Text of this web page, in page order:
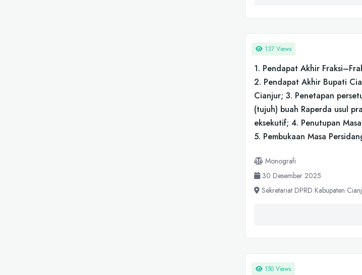
137 Views
1. Pendapat Akhir
2. Pendapat Akhir Bupati
Cianjur; 3. Penetapan
(tujuh) buah Raperda usul
eksekutif; 4. Penutupan
5. Pembukaan Masa
Monografi
30 Desember 2025
Sekretariat DPRD Kabupaten
150 Views